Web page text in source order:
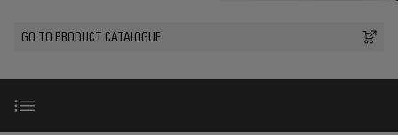
solutions
peuvent
expérimentées.
de
IN
de
enfichables
pour la
SERVICES
de
Service
Ventes Représentants
Canada
Cabinet
Société
Weidmüller
Faits
chiffres
SERVICES
GO TO PRODUCT CATALOGUE